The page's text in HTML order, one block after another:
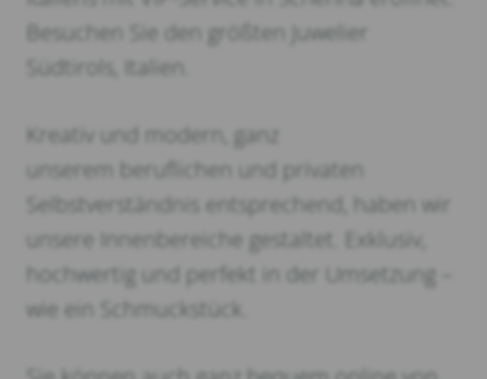
Besuchen Sie den größten Juwelier
Südtirols, Italien.
Kreativ und modern, ganz
unserem beruflichen und privaten
Selbstverständnis entsprechend, haben wir
unsere Innenbereiche gestaltet. Exklusiv,
hochwertig und perfekt in der Umsetzung –
wie ein Schmuckstück.